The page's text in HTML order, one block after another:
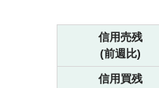
信用売残
(前週比)
信用買残